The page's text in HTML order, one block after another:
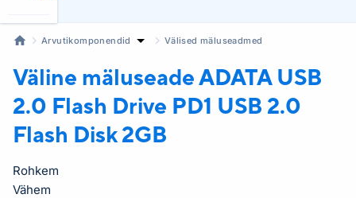
Arvutikomponendid Välised mäluseadmed
Väline mäluseade ADATA USB
2.0 Flash Drive PD1 USB 2.0
Flash Disk 2GB
Rohkem
Vähem